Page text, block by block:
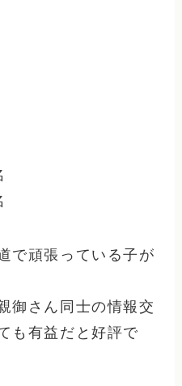
で頑張っている子が
御さん同士の情報交
も有益だと好評で